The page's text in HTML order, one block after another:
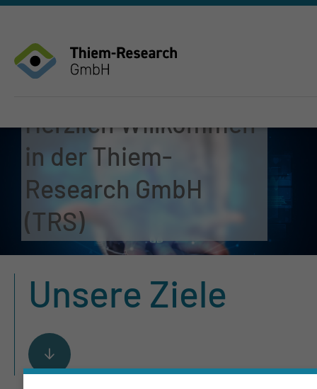
Herzlich Willkommen
in der Thiem-
Research GmbH
(TRS)
Unsere Ziele